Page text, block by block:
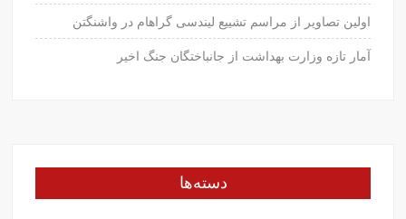
اولین تصاویر از مراسم تشییع لیندسی گراهام در واشنگتن
آمار تازه وزارت بهداشت از جانباختگان جنگ اخیر
دسته‌ها